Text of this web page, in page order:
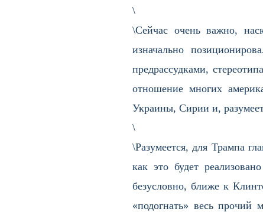
\
\Сейчас очень важно,
изначально
предрассудками,
отношение многих
Украины, Сирии и,
\
\Разумеется, для Трампа
как это будет
безусловно, ближе к
«подогнать» весь прочий